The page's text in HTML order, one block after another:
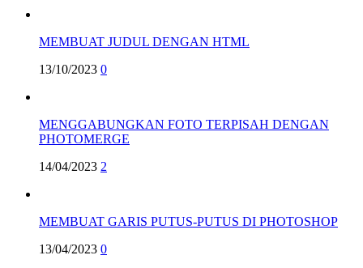
MEMBUAT JUDUL DENGAN HTML
13/10/2023 0
MENGGABUNGKAN FOTO TERPISAH DENGAN
PHOTOMERGE
14/04/2023 2
MEMBUAT GARIS PUTUS-PUTUS DI PHOTOSHOP
13/04/2023 0